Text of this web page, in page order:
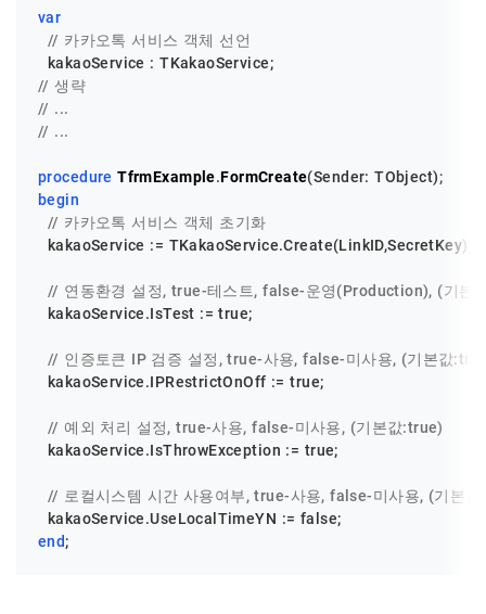
var
// 카카오톡 서비스 객체 선언
// 생략
// ...
// ...
procedure TfrmExample.FormCreate(Sender: TObject);
begin
// 카카오톡 서비스 객체 초기화
  kakaoService := TKakaoService.Create(LinkID,SecretKey);
// 연동환경 설정, true-테스트, false-운영(Production), (기본
  kakaoService.IsTest := true;
// 인증토큰 IP 검증 설정, true-사용, false-미사용, (기본값
  kakaoService.IPRestrictOnOff := true;
// 예외 처리 설정, true-사용, false-미사용, (기본값:true)
  kakaoService.IsThrowException := true;
// 로컬시스템 시간 사용여부, true-사용, false-미사용, (기본
end;